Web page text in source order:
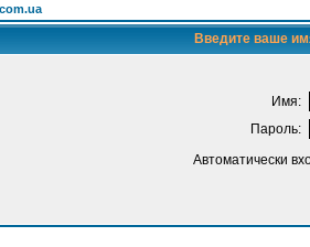
Введите ваше
Имя:
Пароль:
Автоматически